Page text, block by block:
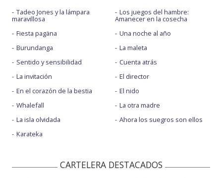
Tadeo Jones y la lámpara
maravillosa
Fiesta pagäna
Burundanga
Sentido y sensibilidad
La invitación
En el corazón de la bestia
Whalefall
La isla olvidada
Karateka
Los juegos del hambre:
Amanecer en la cosecha
Una noche al año
La maleta
Cuenta atrás
El director
El nido
La otra madre
Ahora los suegros son ellos
CARTELERA DESTACADOS